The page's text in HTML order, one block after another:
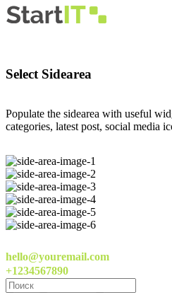
Select Sidearea
Populate the sidearea with useful
categories, latest post, social media
hello@youremail.com
+1234567890